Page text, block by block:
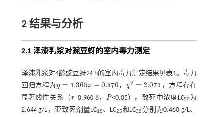
2 结果与分析
2.1 泽漆乳浆对豌豆蚜的室内毒力测定
泽漆乳浆对4龄豌豆蚜24 h的室内毒力测定结果见表1。毒力
回归方程为y = 1.365x − 0.576
y= 1.365x-0.576 ， χ2 = 2.071
χ2= 2.071
，方程存在
显著线性关系（ r
r=0.960 8，P
P <0.05）。致死中浓度LC50为
2.644 g/L，亚致死剂量LC15、LC25和LC35分别为0.460 g/L、